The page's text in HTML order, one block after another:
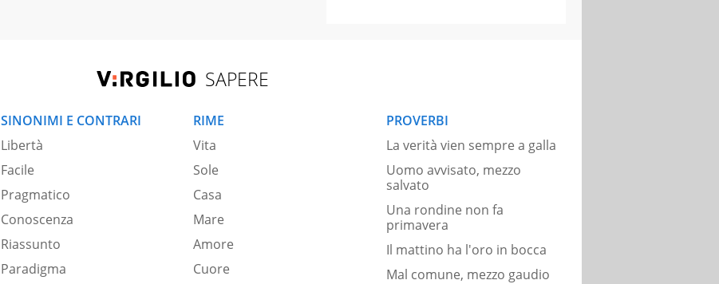
SAPERE
SINONIMI E CONTRARI
Libertà
Facile
Pragmatico
Conoscenza
Riassunto
Paradigma
RIME
Vita
Sole
Casa
Mare
Amore
Cuore
PROVERBI
La verità vien sempre a galla
Uomo avvisato, mezzo
salvato
Una rondine non fa
primavera
Il mattino ha l'oro in bocca
Mal comune, mezzo gaudio